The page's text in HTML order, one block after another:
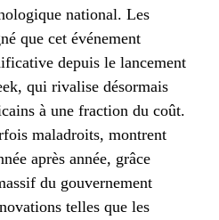
national. Les
que cet événement
depuis le lancement
qui rivalise désormais
à une fraction du coût.
maladroits, montrent
après année, grâce
du gouvernement
telles que les